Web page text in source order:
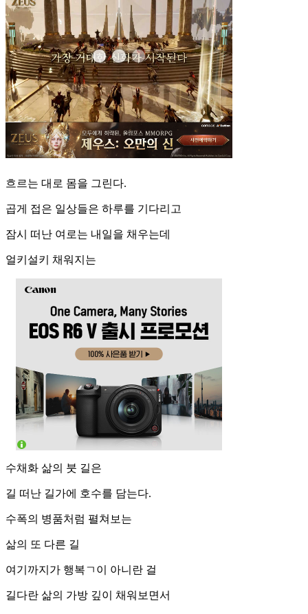
흐르는 대로 몸을 그린다.
곱게 접은 일상들은 하루를 기다리고
잠시 떠난 여로는 내일을 채우는데
얼키설키 채워지는
수채화 삶의 붓 길은
길 떠난 길가에 호수를 담는다.
수폭의 병품처럼 펼쳐보는
삶의 또 다른 길
여기까지가 행복ㄱ이 아니란 걸
길다란 삶의 가방 깊이 채워보면서